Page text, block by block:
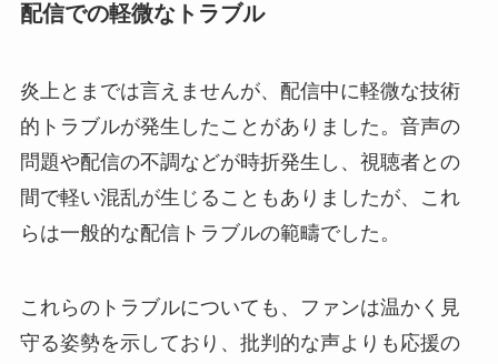
配信での軽微なトラブル
炎上とまでは言えませんが、配信中に軽微な技術
的トラブルが発生したことがありました。音声の
問題や配信の不調などが時折発生し、視聴者との
間で軽い混乱が生じることもありましたが、これ
らは一般的な配信トラブルの範疇でした。
これらのトラブルについても、ファンは温かく見
守る姿勢を示しており、批判的な声よりも応援の